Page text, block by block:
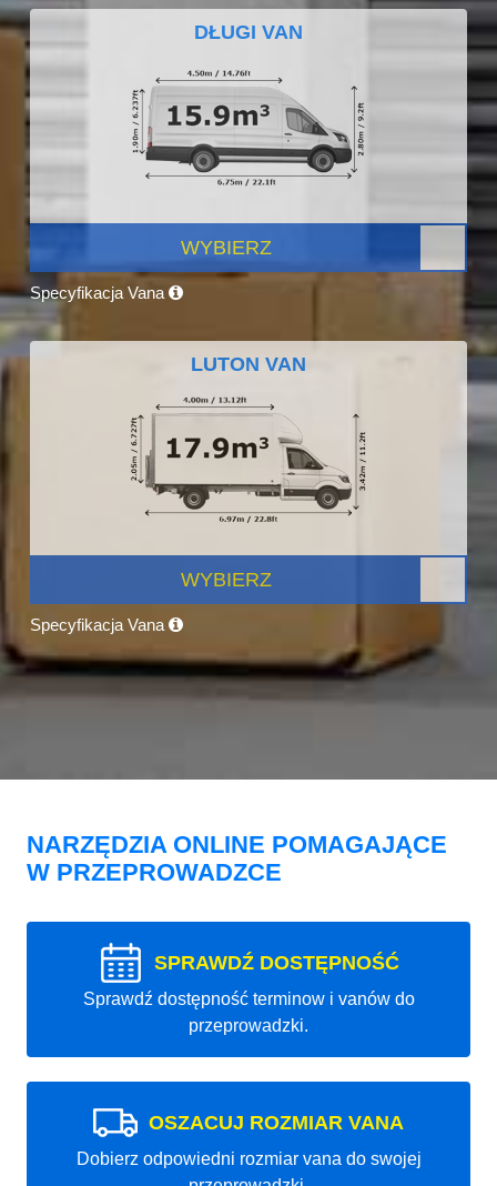
DŁUGI VAN
WYBIERZ
Specyfikacja Vana
LUTON VAN
WYBIERZ
Specyfikacja Vana
NARZĘDZIA ONLINE POMAGAJĄCE
W PRZEPROWADZCE
SPRAWDŹ DOSTĘPNOŚĆ
Sprawdź dostępność terminow i vanów do
przeprowadzki.
OSZACUJ ROZMIAR VANA
Dobierz odpowiedni rozmiar vana do swojej